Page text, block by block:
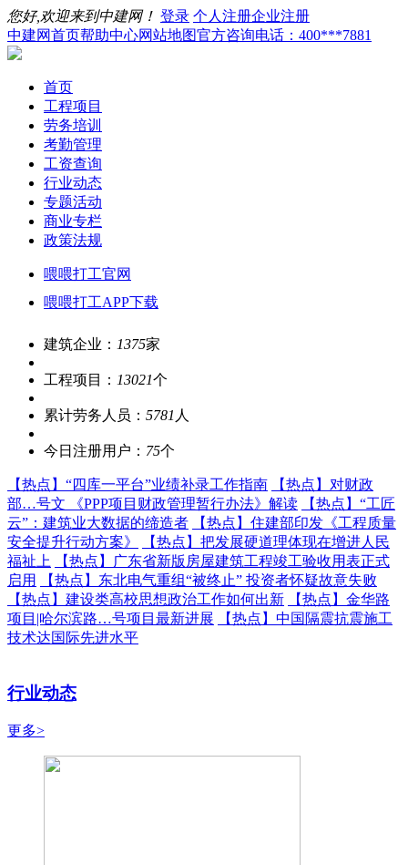
您好,欢迎来到中建网！ 登录 个人注册企业注册
中建网首页帮助中心网站地图官方咨询电话：400***7881
首页
工程项目
劳务培训
考勤管理
工资查询
行业动态
专题活动
商业专栏
政策法规
喂喂打工官网
喂喂打工APP下载
建筑企业： 1375家
工程项目： 13021个
累计劳务人员： 5781 人
今日注册用户： 75个
【热点】 “四库一平台”业绩补录工作指南 【热点】 对财政
部…号文 《PPP项目财政管理暂行办法》解读
【热点】 “工匠
云”：建筑业大数据的缔造者
【热点】 住建部印发《工程质量
安全提升行动方案》
【热点】 把发展硬道理体现在增进人民
福祉上
【热点】
广东省新版房屋建筑工程竣工验收用表正式
启用
【热点】 东北电气重组“被终止” 投资者怀疑故意失败
【热点】 建设类高校思想政治工作如何出新 【热点】 金华路
项目|哈尔滨路…号项目最新进展
【热点】 中国隔震抗震施工
技术达国际先进水平
行业动态
更多>